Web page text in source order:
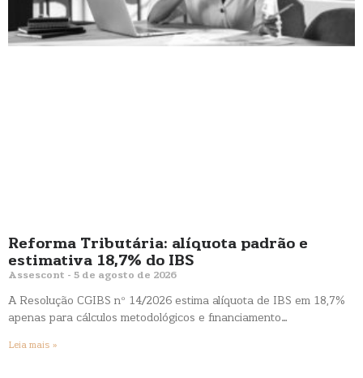
Reforma Tributária: alíquota padrão e
estimativa 18,7% do IBS
Assescont 5 de agosto de 2026
A Resolução CGIBS nº 14/2026 estima alíquota de IBS em 18,7%
apenas para cálculos metodológicos e financiamento…
Leia mais »